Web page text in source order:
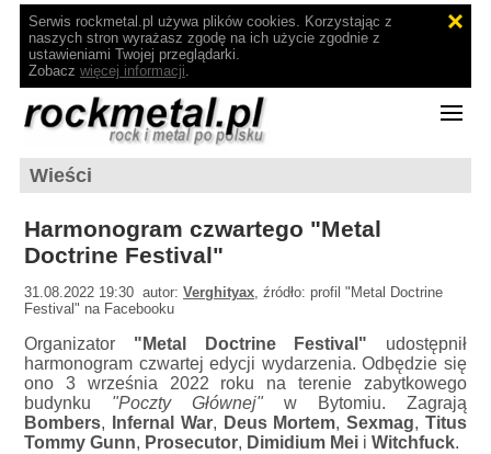
Serwis rockmetal.pl używa plików cookies. Korzystając z
naszych stron wyrażasz zgodę na ich użycie zgodnie z
ustawieniami Twojej przeglądarki.
Zobacz więcej informacji.
Wieści
Harmonogram czwartego "Metal
Doctrine Festival"
31.08.2022 19:30 autor:Verghityax, źródło: profil "Metal Doctrine
Festival" na Facebooku
Organizator "Metal Doctrine Festival" udostępnił
harmonogram czwartej edycji wydarzenia. Odbędzie się
ono 3 września 2022 roku na terenie zabytkowego
budynku "Poczty Głównej" w Bytomiu. Zagrają
Bombers, Infernal War, Deus Mortem,Sexmag, Titus
Tommy Gunn, Prosecutor, Dimidium Mei iWitchfuck.